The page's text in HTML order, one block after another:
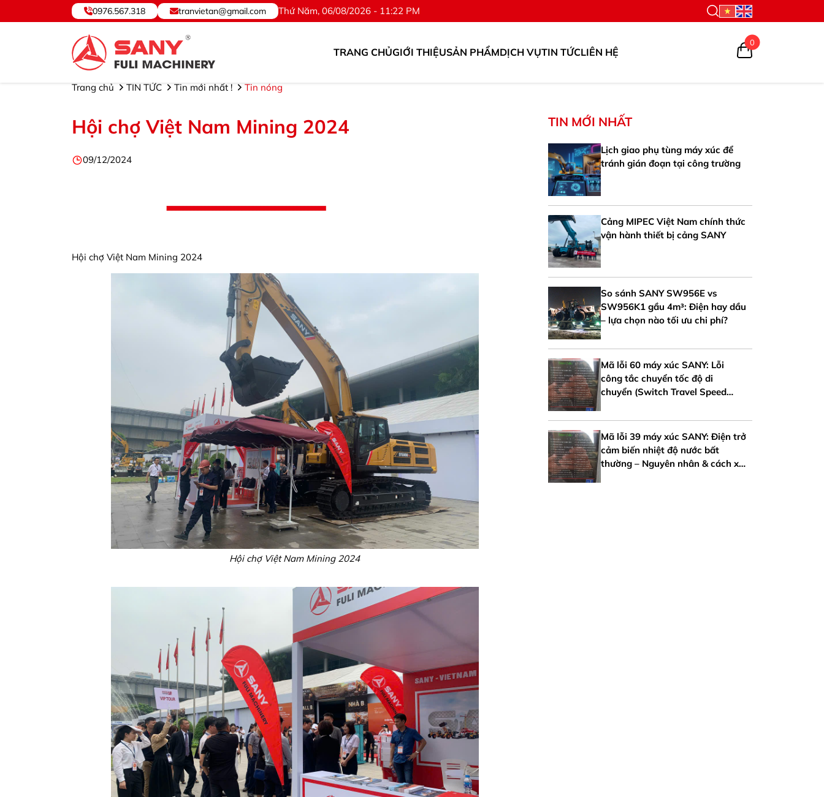
SANY VIỆT NAM ® - Cung cấp, Bảo hành Thiết bị và Phụ tùng. ©Hotline: 0976.567.318
0976.567.318 tranvietan@gmail.com Thứ Năm, 06/08/2026 - 11:22 PM
TRANG CHỦGIỚI THIỆUSẢN PHẨMDỊCH VỤTIN TỨCLIÊN HỆ
0
Trang chủ TIN TỨC Tin mới nhất ! Tin nóng
Hội chợ Việt Nam Mining 2024
09/12/2024
Hội chợ Việt Nam Mining 2024
Hội chợ Việt Nam Mining 2024
TIN MỚI NHẤT
Lịch giao phụ tùng máy xúc để
tránh gián đoạn tại công trường
Cảng MIPEC Việt Nam chính thức
vận hành thiết bị cảng SANY
So sánh SANY SW956E vs
SW956K1 gầu 4m³: Điện hay dầu
– lựa chọn nào tối ưu chi phí?
Mã lỗi 60 máy xúc SANY: Lỗi
công tắc chuyển tốc độ di
chuyển (Switch Travel Speed
Mã lỗi 39 máy xúc SANY: Điện trở
cảm biến nhiệt độ nước bất
thường – Nguyên nhân & cách xử